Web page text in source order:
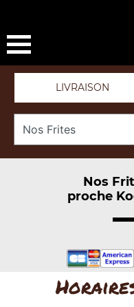
LIVRAISON
Nos
proche